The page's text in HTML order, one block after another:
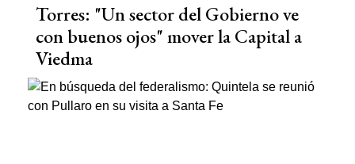
Torres: "Un sector del Gobierno ve
con buenos ojos" mover la Capital a
Viedma